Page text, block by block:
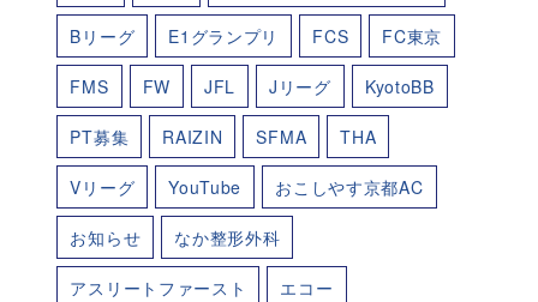
Bリーグ E1グランプリ FCS FC東京
FMS FW JFL Jリーグ KyotoBB
PT募集 RAIZIN SFMA THA
Vリーグ YouTube おこしやす京都AC
お知らせ なか整形外科
アスリートファースト エコー